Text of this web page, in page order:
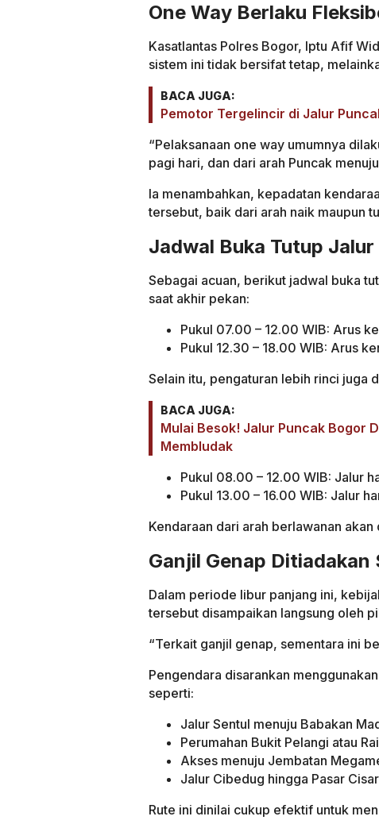
One Way Berlaku
Kasatlantas Polres Bogor, Iptu Afif
sistem ini tidak bersifat tetap,
BACA JUGA:
Pemotor Tergelincir di Jalur
“Pelaksanaan one way umumnya
pagi hari, dan dari arah Puncak
Ia menambahkan, kepadatan
tersebut, baik dari arah naik maupun
Jadwal Buka Tutup
Sebagai acuan, berikut jadwal buka
saat akhir pekan:
Pukul 07.00 – 12.00 WIB: Arus
Pukul 12.30 – 18.00 WIB: Arus
Selain itu, pengaturan lebih rinci juga
BACA JUGA:
Mulai Besok! Jalur Puncak Bogor
Membludak
Pukul 08.00 – 12.00 WIB: Jalur
Pukul 13.00 – 16.00 WIB: Jalur
Kendaraan dari arah berlawanan
Ganjil Genap Ditiadakan
Dalam periode libur panjang ini,
tersebut disampaikan langsung oleh
“Terkait ganjil genap, sementara ini
Pengendara disarankan
seperti:
Jalur Sentul menuju Babakan
Perumahan Bukit Pelangi atau
Akses menuju Jembatan
Jalur Cibedug hingga Pasar
Rute ini dinilai cukup efektif untuk